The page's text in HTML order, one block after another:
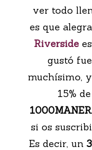
ver todo
es que
Riverside
gustó
muchísimo,
15%
si os
Es decir, un